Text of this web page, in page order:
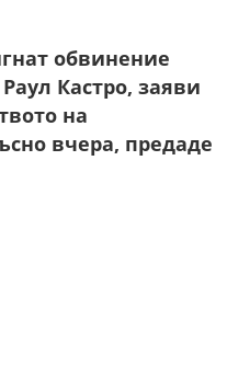
обвинение
Кастро, заяви
на
вчера, предаде